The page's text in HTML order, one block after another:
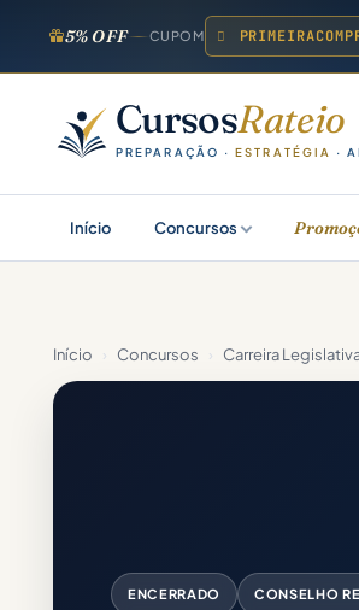
5% OFF CUPOM
CursosRateio
PREPARAÇÃO ·ESTRATÉGIA ·
Início Concursos
Início › Concursos › Carreira
ENCERRADO CONSELHO